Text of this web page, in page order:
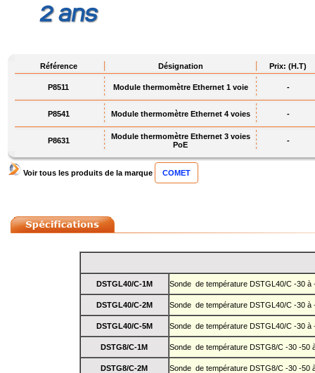
Référence Désignation Prix: (H.T)
P8511 Module thermomètre Ethernet 1 voie -
P8541 Module thermomètre Ethernet 4 voies -
P8631
Module thermomètre Ethernet 3 voies
PoE
-
Voir tous les produits de la marque COMET
DSTGL40/C-1M Sonde de température DSTGL40/C -30 à
DSTGL40/C-2M Sonde de température DSTGL40/C -30 à
DSTGL40/C-5M Sonde de température DSTGL40/C -30 à
DSTG8/C-1M Sonde de température DSTG8/C -30 -50
DSTG8/C-2M Sonde de température DSTG8/C -30 -50